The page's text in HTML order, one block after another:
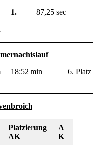
1.
87,25 sec
min 6. Platz
Platzierung
AK
A
K